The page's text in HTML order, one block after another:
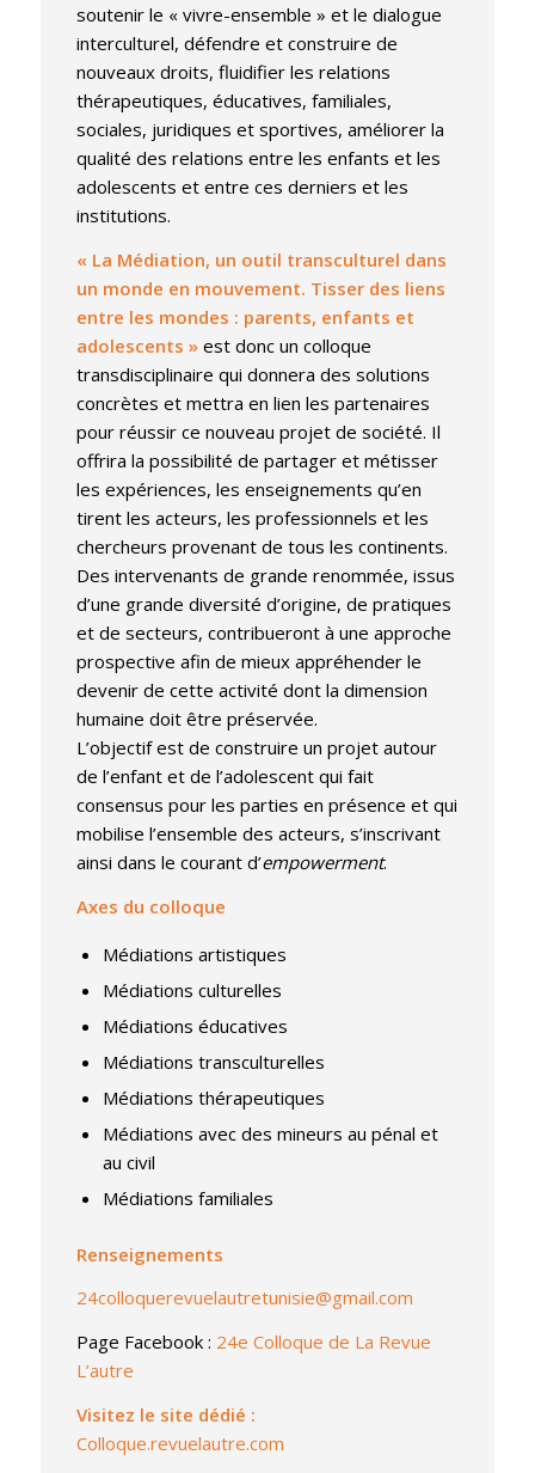
soutenir le « vivre-ensemble » et le dialogue
interculturel, défendre et construire de
nouveaux droits, fluidifier les relations
thérapeutiques, éducatives, familiales,
sociales, juridiques et sportives, améliorer la
qualité des relations entre les enfants et les
adolescents et entre ces derniers et les
institutions.
« La Médiation, un outil transculturel dans
un monde en mouvement. Tisser des liens
entre les mondes : parents, enfants et
adolescents »est donc un colloque
transdisciplinaire qui donnera des solutions
concrètes et mettra en lien les partenaires
pour réussir ce nouveau projet de société. Il
offrira la possibilité de partager et métisser
les expériences, les enseignements qu’en
tirent les acteurs, les professionnels et les
chercheurs provenant de tous les continents.
Des intervenants de grande renommée, issus
d’une grande diversité d’origine, de pratiques
et de secteurs, contribueront à une approche
prospective afin de mieux appréhender le
devenir de cette activité dont la dimension
humaine doit être préservée.
​L’objectif est de construire un projet autour
de l’enfant et de l’adolescent qui fait
consensus pour les parties en présence et qui
mobilise l’ensemble des acteurs, s’inscrivant
ainsi dans le courant d’empowerment.
Axes du colloque
Médiations artistiques
Médiations culturelles
Médiations éducatives
Médiations transculturelles
Médiations thérapeutiques
Médiations avec des mineurs au pénal et
au civil
Médiations familiales
Renseignements
24colloquerevuelautretunisie@gmail.com
Page Facebook : 24e Colloque de La Revue
L’autre
Visitez le site dédié :
Colloque.revuelautre.com